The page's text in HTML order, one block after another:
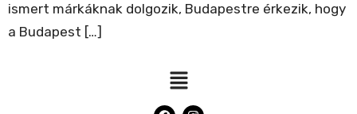
ismert márkáknak dolgozik, Budapestre érkezik, hogy
a Budapest […]